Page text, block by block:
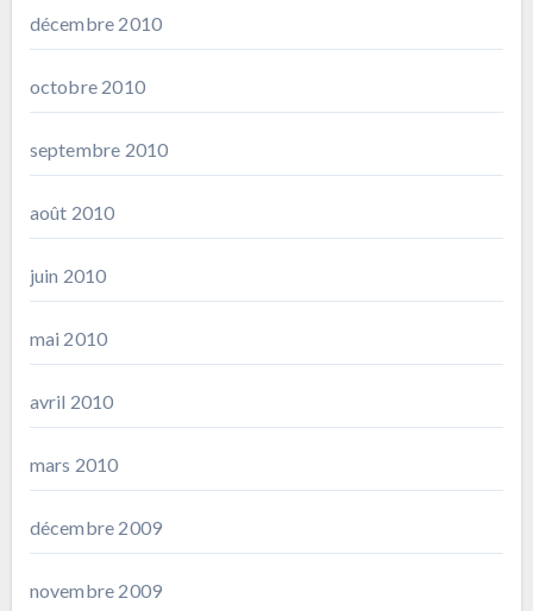
décembre 2010
octobre 2010
septembre 2010
août 2010
juin 2010
mai 2010
avril 2010
mars 2010
décembre 2009
novembre 2009